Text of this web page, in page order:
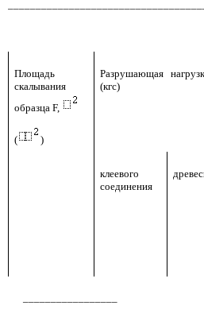
Площадь
скалывания
образца F,
( )
Разрушающая
(кгс)
клеевого
соединения